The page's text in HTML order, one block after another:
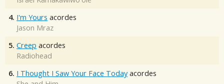
4. I'm Yours acordes
Jason Mraz
5. Creep acordes
Radiohead
6. I Thought I Saw Your Face Today acordes